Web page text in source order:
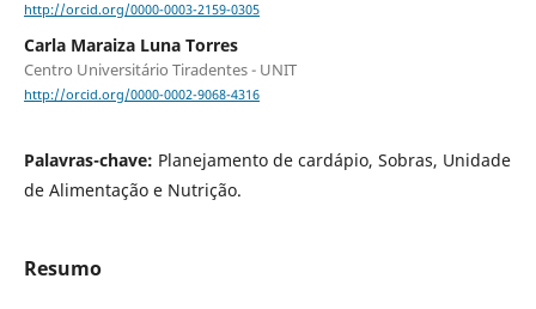
http://orcid.org/0000-0003-2159-0305
Carla Maraiza Luna Torres
Centro Universitário Tiradentes - UNIT
http://orcid.org/0000-0002-9068-4316
Palavras-chave: Planejamento de cardápio, Sobras, Unidade
de Alimentação e Nutrição.
Resumo